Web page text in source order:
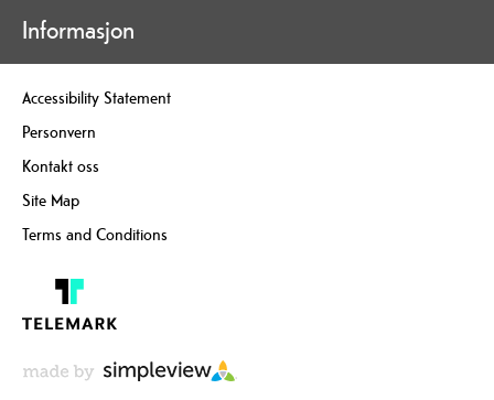
Informasjon
Accessibility Statement
Personvern
Kontakt oss
Site Map
Terms and Conditions